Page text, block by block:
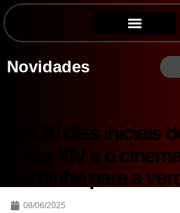
Novidades
Os 30 dias iniciais
Leão XIV e o
caminho para a
08/06/2025